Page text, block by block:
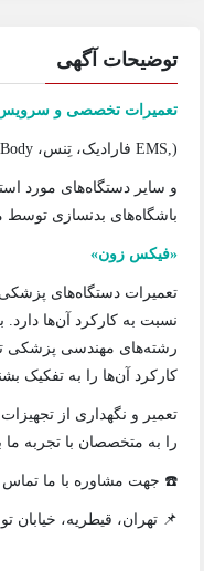
توضیحات آگهی
تعمیرات تخصصی و سرویس
(,EMS فارادیک، تِنس، InBody و…)
و سایر دستگاه‌های مورد
باشگاه‌های بدنسازی
«فیکس زون»
تعمیرات دستگاه‌های پزشکی
نسبت به کارکرد آن‌ها دارد.
رشته‌های مهندسی پزشکی
کارکرد آن‌ها را به تفکیک
تعمیر و نگهداری از
را به متخصصان با تجربه ما
☎️ جهت مشاوره با ما تماس
📌 تهران، قیطریه، خیابان